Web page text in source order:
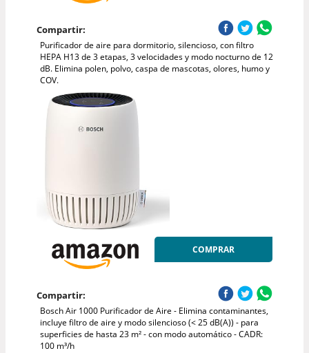
Compartir:
Purificador de aire para dormitorio, silencioso, con filtro
HEPA H13 de 3 etapas, 3 velocidades y modo nocturno de 12
dB. Elimina polen, polvo, caspa de mascotas, olores, humo y
COV.
COMPRAR
Compartir:
Bosch Air 1000 Purificador de Aire - Elimina contaminantes,
incluye filtro de aire y modo silencioso (< 25 dB(A)) - para
superficies de hasta 23 m² - con modo automático - CADR:
100 m³/h